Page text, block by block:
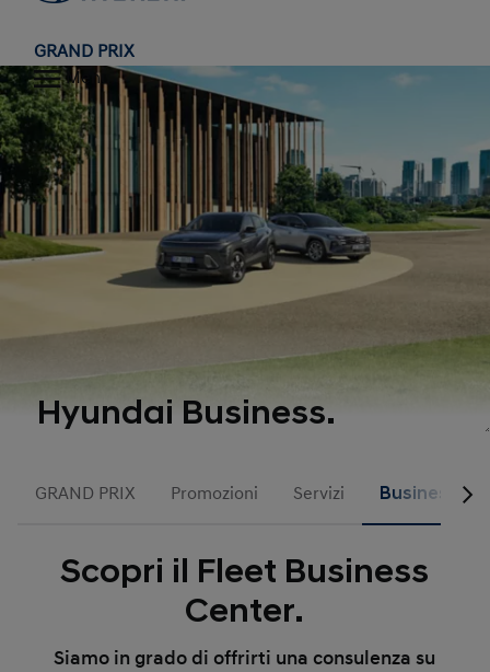
GRAND PRIX
Menu
Hyundai Business.
GRAND PRIX Promozioni Servizi Business
Scopri il Fleet Business
Center.
Siamo in grado di offrirti una consulenza su